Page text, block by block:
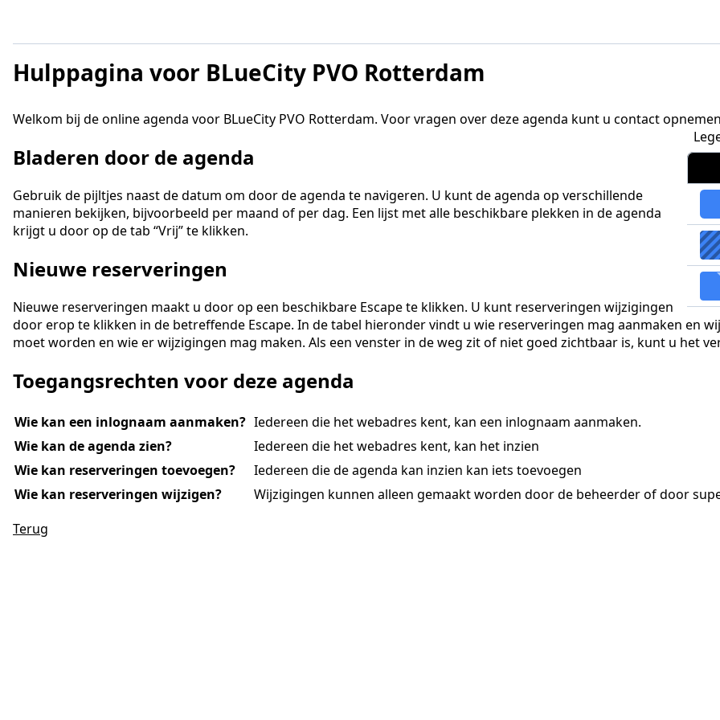
Hulppagina voor BLueCity PVO Rotterdam
Welkom bij de online agenda voor BLueCity PVO Rotterdam. Voor vragen over deze agenda kunt u contact
Bladeren door de agenda
Gebruik de pijltjes naast de datum om door de agenda te navigeren. U kunt de agenda op verschillende
manieren bekijken, bijvoorbeeld per maand of per dag. Een lijst met alle beschikbare plekken in de agenda
krijgt u door op de tab “Vrij” te klikken.
Nieuwe reserveringen
Nieuwe reserveringen maakt u door op een beschikbare Escape te klikken. U kunt reserveringen wijzigingen
door erop te klikken in de betreffende Escape. In de tabel hieronder vindt u wie reserveringen mag aanmaken en
moet worden en wie er wijzigingen mag maken. Als een venster in de weg zit of niet goed zichtbaar is, kunt u het
Toegangsrechten voor deze agenda
Wie kan een inlognaam aanmaken? Iedereen die het webadres kent, kan een inlognaam aanmaken.
Wie kan de agenda zien?
Iedereen die het webadres kent, kan het inzien
Wie kan reserveringen toevoegen?
Iedereen die de agenda kan inzien kan iets toevoegen
Wie kan reserveringen wijzigen?
Wijzigingen kunnen alleen gemaakt worden door de beheerder of door
Terug